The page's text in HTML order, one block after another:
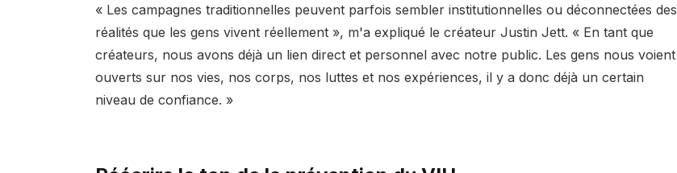
« Les campagnes traditionnelles peuvent parfois sembler institutionnelles ou déconnectées des
réalités que les gens vivent réellement », m'a expliqué le créateur Justin Jett. « En tant que
créateurs, nous avons déjà un lien direct et personnel avec notre public. Les gens nous voient
ouverts sur nos vies, nos corps, nos luttes et nos expériences, il y a donc déjà un certain
niveau de confiance. »